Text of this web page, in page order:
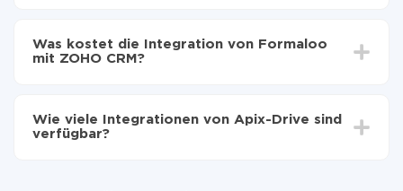
auf ZOHO CRM übertragen
Im Durchschnitt dauert es 10-15 Minuten.
Was kostet die Integration von Formaloo
mit ZOHO CRM?
zahlen nur für die Datenmenge, die über unseren
Service von einem System auf ein anderes übertragen
Wie viele Integrationen von Apix-Drive sind
verfügbar?